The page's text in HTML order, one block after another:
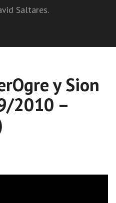
Saltares.
y Sion
2010 –